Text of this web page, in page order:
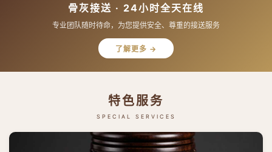
骨灰接送 · 24小时全天在线
专业团队随时待命，为您提供安全、尊重的接送服务
了解更多 →
特色服务
SPECIAL SERVICES